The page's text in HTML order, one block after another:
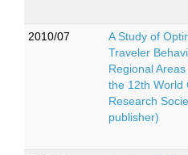
2010/07
A Study of
Traveler
Regional
the 12th World
Research
publisher)